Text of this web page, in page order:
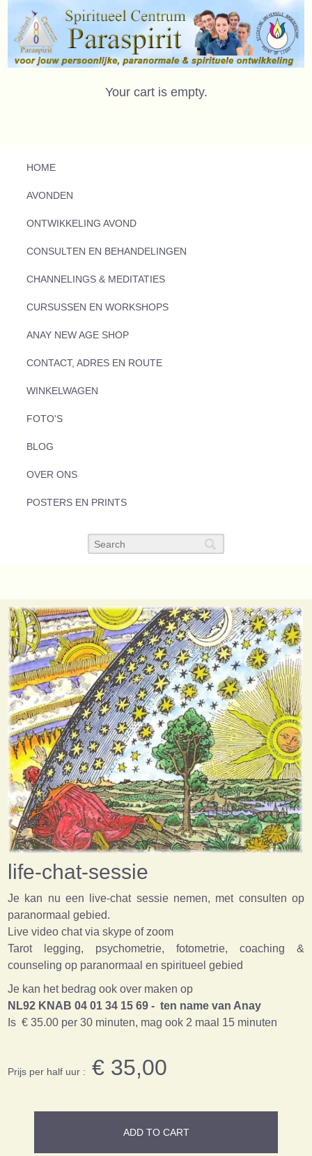
Your cart is empty.
HOME
AVONDEN
ONTWIKKELING AVOND
CONSULTEN EN BEHANDELINGEN
CHANNELINGS & MEDITATIES
CURSUSSEN EN WORKSHOPS
ANAY NEW AGE SHOP
CONTACT, ADRES EN ROUTE
WINKELWAGEN
FOTO'S
BLOG
OVER ONS
POSTERS EN PRINTS
life-chat-sessie
Je kan nu een live-chat sessie nemen, met consulten op
paranormaal gebied.
Live video chat via skype of zoom
Tarot legging, psychometrie, fotometrie, coaching &
counseling op paranormaal en spiritueel gebied
Je kan het bedrag ook over maken op
NL92 KNAB 04 01 34 15 69 - ten name van Anay
Is € 35.00 per 30 minuten, mag ook 2 maal 15 minuten
Prijs per half uur : € 35,00
ADD TO CART